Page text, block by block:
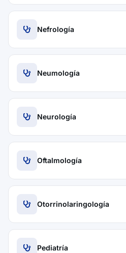
Nefrología
Neumología
Neurología
Oftalmología
Otorrinolaringología
Pediatría